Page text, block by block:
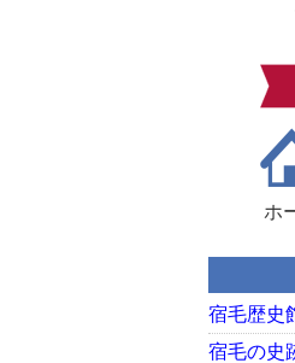
ホ
宿毛歴史
宿毛の史